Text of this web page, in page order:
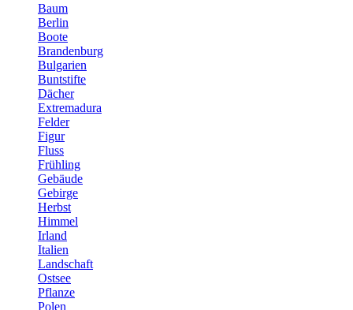
Baum
Berlin
Boote
Brandenburg
Bulgarien
Buntstifte
Dächer
Extremadura
Felder
Figur
Fluss
Frühling
Gebäude
Gebirge
Herbst
Himmel
Irland
Italien
Landschaft
Ostsee
Pflanze
Polen